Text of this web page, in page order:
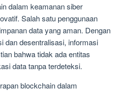
dalam keamanan siber
Salah satu penggunaan
data yang aman. Dengan
dan desentralisasi, informasi
bahwa tidak ada entitas
data tanpa terdeteksi.
blockchain dalam